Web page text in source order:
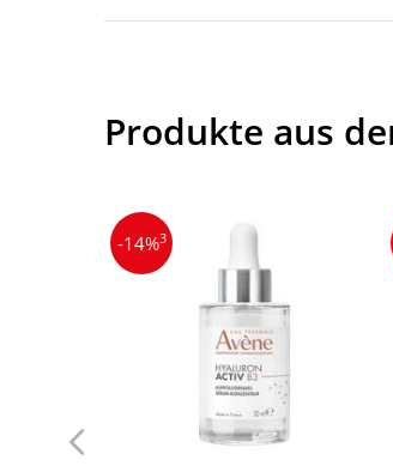
Produkte aus
-14%3